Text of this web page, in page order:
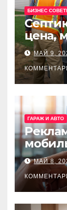
БИЗНЕС
цена,
МАЙ 9,
ГАРАЖ И АВТО
МАЙ 8,